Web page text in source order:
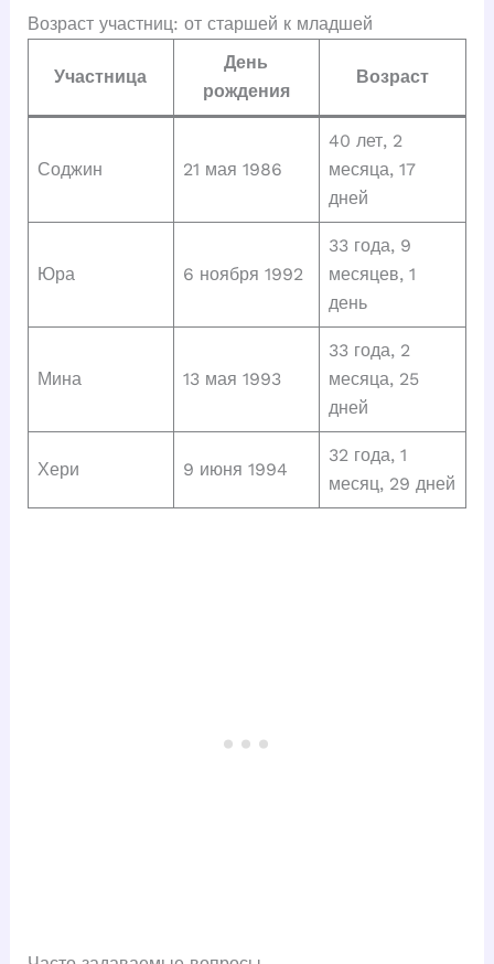
Возраст участниц: от старшей к младшей
Участница
День
рождения
Возраст
Соджин 21 мая 1986
40 лет, 2
месяца, 17
дней
Юра 6 ноября 1992
33 года, 9
месяцев, 1
день
Мина 13 мая 1993
33 года, 2
месяца, 25
дней
Хери 9 июня 1994
32 года, 1
месяц, 29 дней